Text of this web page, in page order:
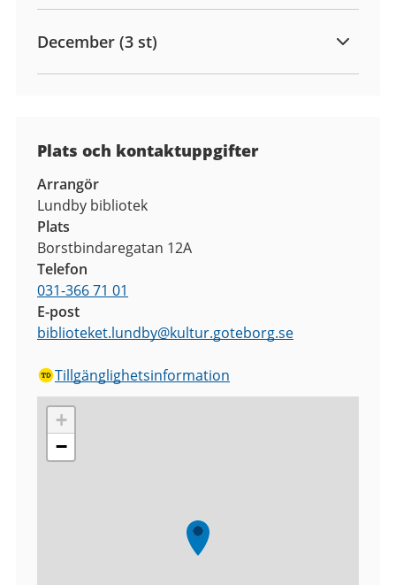
December (3 st)
Plats och kontaktuppgifter
Arrangör
Lundby bibliotek
Plats
Borstbindaregatan 12A
Telefon
031-366 71 01
E-post
biblioteket.lundby@kultur.goteborg.se
Tillgänglighetsinformation
+
−